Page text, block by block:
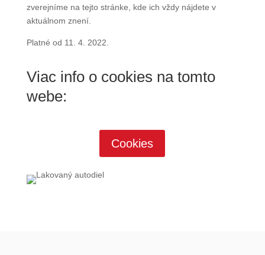
zverejníme na tejto stránke, kde ich vždy nájdete v
aktuálnom znení.
Platné od 11. 4. 2022.
Viac info o cookies na tomto
webe:
Cookies